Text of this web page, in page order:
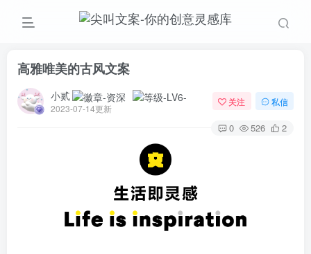
高雅唯美的古风文案
小贰
2023-07-14更新
关注 私信
0 526 2